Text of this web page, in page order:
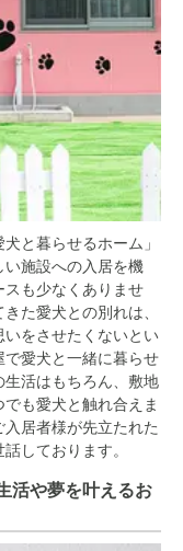
と暮らせるホーム」
施設への入居を機
も少なくありませ
た愛犬との別れは、
をさせたくないとい
愛犬と一緒に暮らせ
活はもちろん、敷地
も愛犬と触れ合えま
居者様が先立たれた
しております。
活や夢を叶えるお